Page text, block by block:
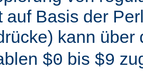
auf Basis der
kann über
$0 bis $9